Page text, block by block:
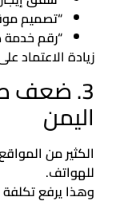
“تصميم
“رقم خدمة
زيادة الاعتماد
3. ضعف
اليمن
للهواتف.
وهذا يرفع تكلفة